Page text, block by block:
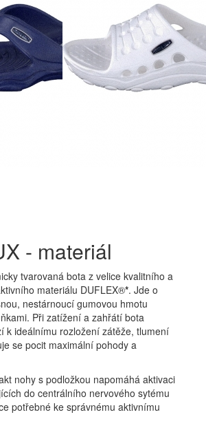
- materiál
tvarovaná bota z velice kvalitního a
materiálu DUFLEX®*. Jde o
nestárnoucí gumovou hmotu
Při zatížení a zahřátí bota
k ideálnímu rozložení zátěže, tlumení
se pocit maximální pohody a
nohy s podložkou napomáhá aktivaci
do centrálního nervového sytému
potřebné ke správnému aktivnímu